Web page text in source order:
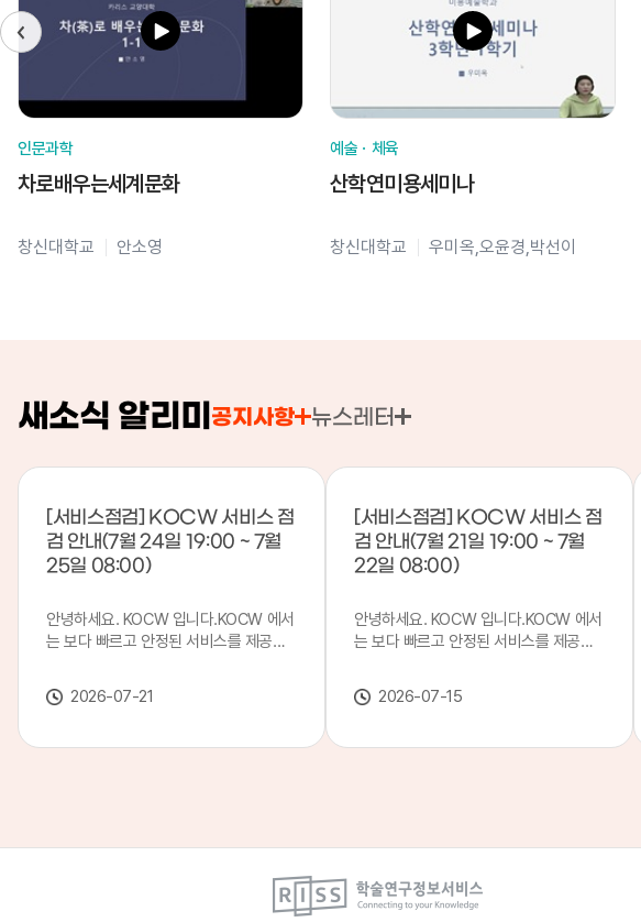
인문과학
차로배우는세계문화
창신대학교 안소영
예술ㆍ체육
산학연미용세미나
창신대학교 우미옥,오윤경,박선이
새소식 알리미 공지사항 뉴스레터
[서비스점검] KOCW 서비스 점
검 안내(7월 24일 19:00 ~ 7월
25일 08:00)
안녕하세요. KOCW 입니다.KOCW 에서
는 보다 빠르고 안정된 서비스를 제공하
합니다.※ 서비스 점검 작업 일시 : 7월
24일(금) 19:00 ~ 7월 25일(토) 08:00
안 서비스가 일시 중지될 수 있으니, 이
2026-07-21
[서비스점검] KOCW 서비스 점
검 안내(7월 21일 19:00 ~ 7월
22일 08:00)
안녕하세요. KOCW 입니다.KOCW 에서
는 보다 빠르고 안정된 서비스를 제공하
합니다.※ 서비스 점검 작업 일시 : 7월 21
일(화) 19:00 ~ 7월 22일(수) 08:00이
서비스가일시 중지될 수 있으니, 이 점 양
2026-07-15